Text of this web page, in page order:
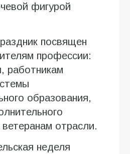
фигурой
посвящен
профессии:
работникам
образования,
отрасли.
неделя